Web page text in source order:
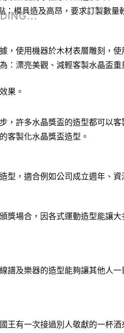
模具造及高昂，要求訂製數量
使用機器於木材表層雕刻，
：漂亮美觀、減輕客製水晶盃重
果。
許多水晶獎盃的造型都可以
客製化水晶獎盃造型。
，適合例如公司成立週年、
場合，因各式運動造型能讓
及樂器的造型能夠讓其他人
有一次接過別人敬獻的一杯